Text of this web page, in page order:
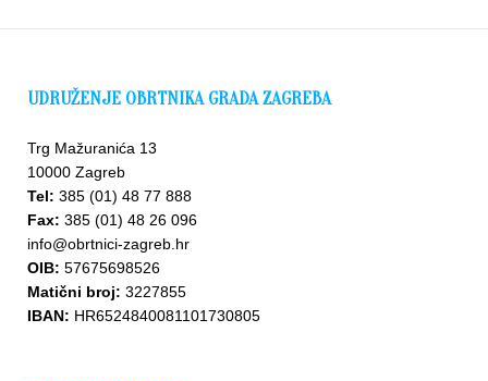
Upišite
se u
bazu
UDRUŽENJE OBRTNIKA GRADA ZAGREBA
Trg Mažuranića 13
10000 Zagreb
Tel: 385 (01) 48 77 888
Fax: 385 (01) 48 26 096
info@obrtnici-zagreb.hr
OIB: 57675698526
Matični broj: 3227855
IBAN: HR6524840081101730805